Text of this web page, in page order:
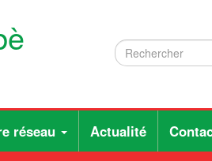
Rechercher
réseau Actualité